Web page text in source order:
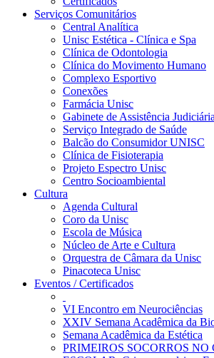
Serviços Comunitários
Central Analítica
Unisc Estética - Clínica e Spa
Clínica de Odontologia
Clínica do Movimento Humano
Complexo Esportivo
Conexões
Farmácia Unisc
Gabinete de Assistência Judiciária
Serviço Integrado de Saúde
Balcão do Consumidor UNISC
Clínica de Fisioterapia
Projeto Espectro Unisc
Centro Socioambiental
Cultura
Agenda Cultural
Coro da Unisc
Escola de Música
Núcleo de Arte e Cultura
Orquestra de Câmara da Unisc
Pinacoteca Unisc
Eventos / Certificados
VI Encontro em Neurociências
XXIV Semana Acadêmica da
Semana Acadêmica da Estética
PRIMEIROS SOCORROS